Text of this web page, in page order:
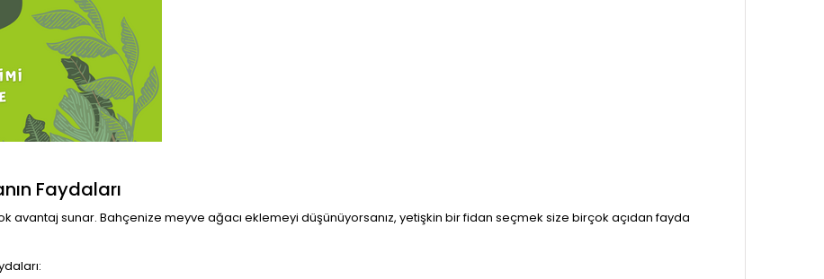
Faydaları
avantaj sunar. Bahçenize meyve ağacı eklemeyi düşünüyorsanız, yetişkin bir fidan seçmek size birçok açıdan fayda